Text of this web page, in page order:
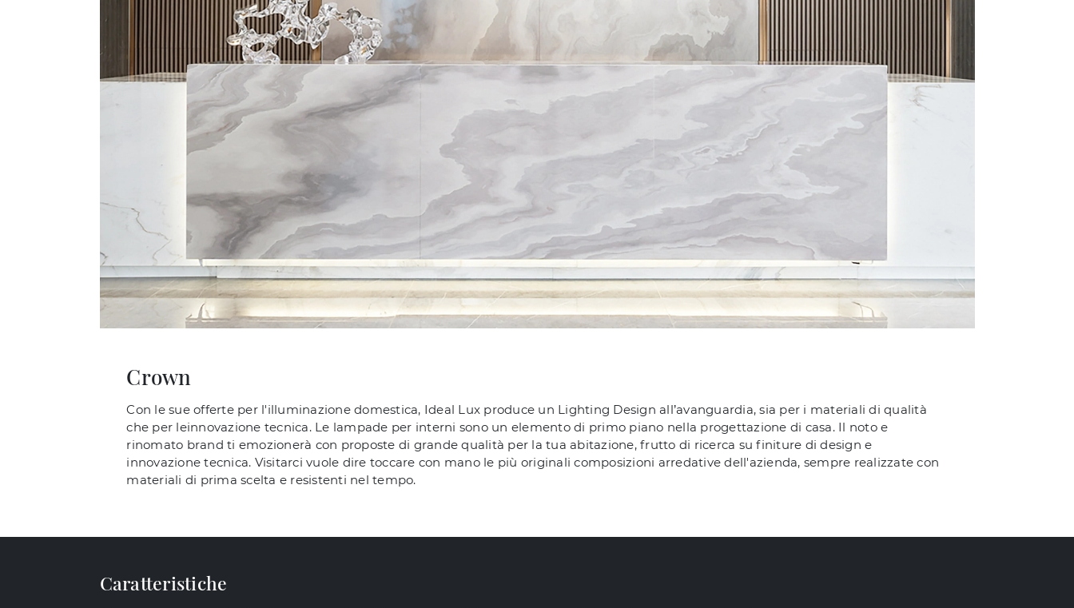
Crown
Con le sue offerte per l'illuminazione domestica, Ideal Lux produce un Lighting Design all’avanguardia, sia per i materiali di qualità
che per leinnovazione tecnica. Le lampade per interni sono un elemento di primo piano nella progettazione di casa. Il noto e
rinomato brand ti emozionerà con proposte di grande qualità per la tua abitazione, frutto di ricerca su finiture di design e
innovazione tecnica. Visitarci vuole dire toccare con mano le più originali composizioni arredative dell'azienda, sempre realizzate con
materiali di prima scelta e resistenti nel tempo.
Caratteristiche